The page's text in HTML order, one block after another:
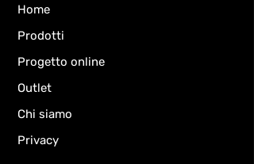
Home
Prodotti
Progetto online
Outlet
Chi siamo
Privacy